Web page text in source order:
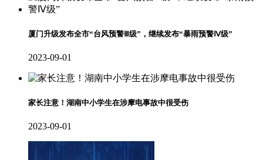
厦门升级发布全市“台风预警Ⅲ级”，继续发布“暴雨预警Ⅳ级”
2023-09-01
家长注意！湖南中小学生在涉摩电事故中很受伤
2023-09-01